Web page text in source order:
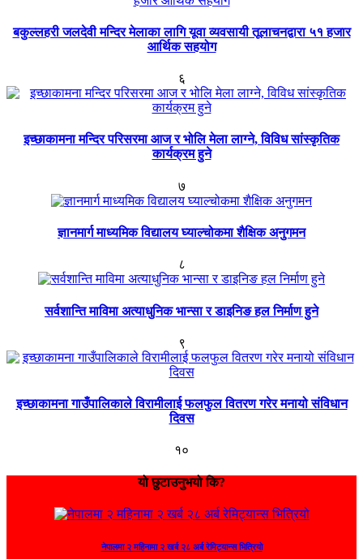
बकुल्लहरी जलदेवी मन्दिर मेलाका लागि यूवा व्यवसायी तूलाचनद्वारा ५१ हजार
आर्थिक सहयोग
६
इच्छाकामना मन्दिर परिसरमा आज र भोलि मेला लाग्ने, विविध सांस्कृतिक
कार्यक्रम हुने
७
ज्ञानमार्ग माध्यमिक विद्यालय घ्याल्चोकमा शैक्षिक अनुगमन
८
सर्वशान्ति माविमा अत्याधुनिक भान्सा र डाइनिङ हल निर्माण हुने
९
इच्छाकामना गाउँपालिकाले विरामीलाई फलफुल वितरण गरेर मनायो संविधान
दिवस
१०
यो छुटाउनुभयो कि?
नेपालमा २ महिनामा २ खर्ब २८ अर्ब रेमिट्यान्स भित्रियो